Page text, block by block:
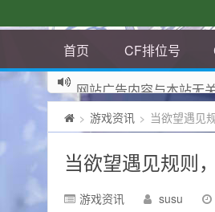
首页 CF排位号
网站广告内容与本站无
> 游戏资讯 > 当欲望遇见
当欲望遇见规则
游戏资讯 susu